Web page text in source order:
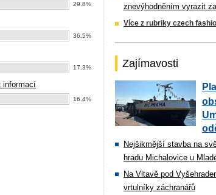
29.8%
36.5%
17.3%
informací
16.4%
znevýhodněním vyrazit
Více z rubriky czech
Zajímavosti
Nejšikmější stavba na
hradu Michalovice u
Na Vltavě pod
vrtulníky záchranářů